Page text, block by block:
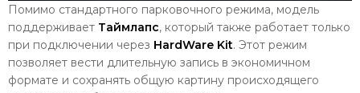
Помимо стандартного парковочного режима, модель
поддерживает Таймлапс, который также работает только
при подключении через HardWare Kit. Этот режим
позволяет вести длительную запись в экономичном
формате и сохранять общую картину происходящего